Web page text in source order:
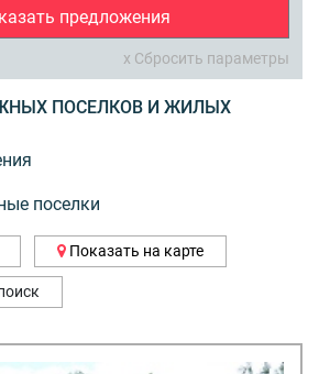
предложения
x Сбросить параметры
ПОСЕЛКОВ И ЖИЛЫХ
поселки
Показать на карте